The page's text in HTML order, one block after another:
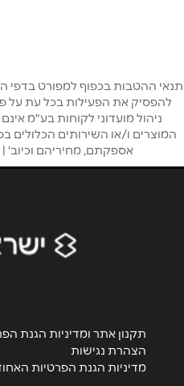
שם מלא*
טלפון*
אנא חזרו אלי בקשר ל...
תנאי ההטבות בכפוף למפורט
להפסיק את הפעילות בכל עת על
ניהול מועדוני לקוחות בע"מ
המוצרים ו/או השירותים הכלולים
אספקתם, מחיריהם
תקנון אתר ומדיניות הגנת
הצהרת נגישות
מדיניות הגנת הפרטיות